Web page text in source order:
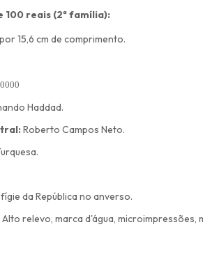
100 reais (2ª família):
15,6 cm de comprimento.
Haddad.
Roberto Campos Neto.
da República no anverso.
Alto relevo, marca d'água,